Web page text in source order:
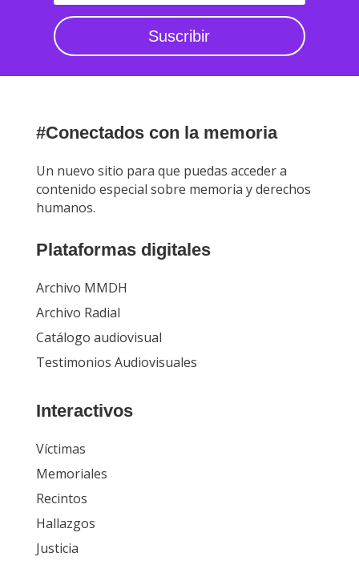
Suscribir
#Conectados con la memoria
Un nuevo sitio para que puedas acceder a
contenido especial sobre memoria y derechos
humanos.
Plataformas digitales
Archivo MMDH
Archivo Radial
Catálogo audiovisual
Testimonios Audiovisuales
Interactivos
Víctimas
Memoriales
Recintos
Hallazgos
Justicia